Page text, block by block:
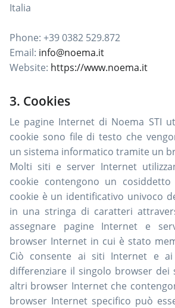
Italia
Phone: +39 0382 529.872
Email: info@noema.it
Website: https://www.noema.it
3. Cookies
Le pagine Internet di Noema STI
cookie sono file di testo che
un sistema informatico tramite un
Molti siti e server Internet
cookie contengono un
cookie è un identificativo univoco
in una stringa di caratteri
assegnare pagine Internet e
browser Internet in cui è stato
Ciò consente ai siti Internet e
differenziare il singolo browser dei
altri browser Internet che
browser Internet specifico può